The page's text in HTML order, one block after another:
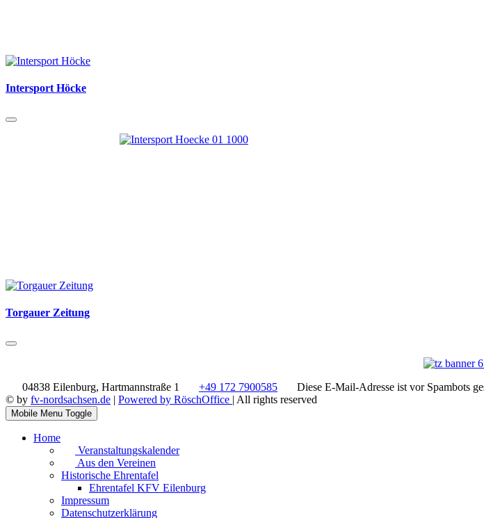
Intersport Höcke
Torgauer Zeitung
04838 Eilenburg, Hartmannstraße 1 +49 172 7900585
Diese E-Mail-Adresse ist vor Spambots
© by fv-nordsachsen.de | Powered by RöschOffice | All rights reserved
Mobile Menu Toggle
Home
Veranstaltungskalender
Aus den Vereinen
Historische Ehrentafel
Ehrentafel KFV Eilenburg
Impressum
Datenschutzerklärung